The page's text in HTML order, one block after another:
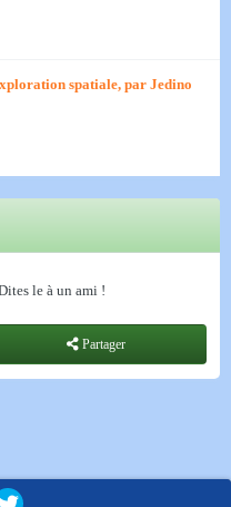
spatiale, par Jedino
le à un ami !
Partager